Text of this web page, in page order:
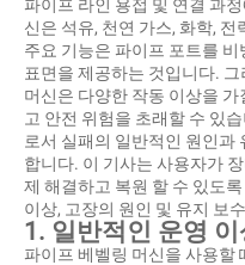
파이프 라인 용접 및 연결 과
신은 석유, 천연 가스, 화학,
주요 기능은 파이프 포트를
표면을 제공하는 것입니다.
머신은 다양한 작동 이상을
고 안전 위험을 초래할 수 있
로서 실패의 일반적인 원인과
합니다. 이 기사는 사용자가
제 해결하고 복원 할 수 있도
이상, 고장의 원인 및 유지 보
1. 일반적인 운영 이
파이프 베벨링 머신을 사용할